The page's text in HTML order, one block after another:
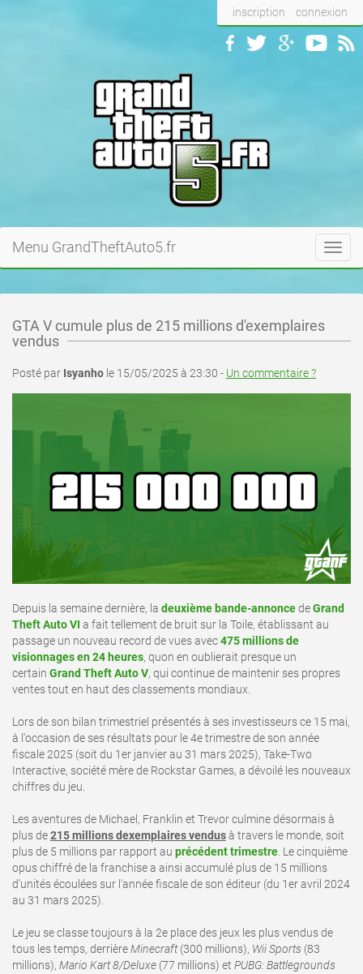
inscription connexion
Menu GrandTheftAuto5.fr
GTA V cumule plus de 215 millions d'exemplaires
vendus
Posté par Isyanho le 15/05/2025 à 23:30 - Un commentaire ?
Depuis la semaine dernière, la deuxième bande-annoncedeGrand
Theft Auto VI a fait tellement de bruit sur la Toile, établissant au
passage un nouveau record de vues avec475 millions de
visionnages en 24 heures, quon en oublierait presque un
certain Grand Theft Auto V, qui continue de maintenir ses propres
ventes tout en haut des classements mondiaux.
Lors de son bilan trimestriel présentés à ses investisseurs ce 15 mai,
à l'occasion de ses résultats pour le 4e trimestre de son année
fiscale 2025 (soit du 1er janvier au 31 mars 2025), Take-Two
Interactive, société mère de Rockstar Games, a dévoilé les nouveaux
chiffres du jeu.
Les aventures de Michael, Franklin et Trevor culmine désormais à
plus de215 millions dexemplaires vendusà travers le monde, soit
plus de 5 millions par rapport au précédent trimestre . Le cinquième
opus chiffré de la franchise a ainsi accumulé plus de 15 millions
d'unités écoulées sur l'année fiscale de son éditeur (du 1er avril 2024
au 31 mars 2025).
Le jeu se classe toujours à la 2e place des jeux les plus vendus de
tous les temps, derrièreMinecraft(300 millions), Wii Sports (83
millions), Mario Kart 8/Deluxe (77 millions) et PUBG: Battlegrounds